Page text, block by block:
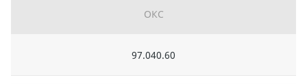
ОКС
97.040.60